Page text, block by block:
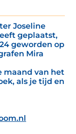
Joseline
geplaatst,
geworden op
Mira
maand van het
als je tijd en